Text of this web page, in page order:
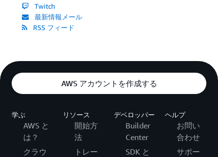
Twitch
最新情報メール
RSS フィード
AWS アカウントを作成する
学ぶ
AWS と
は？
クラウ
リソース
開始方
法
トレー
デベロッパー
Builder
Center
SDK と
ヘルプ
お問い
合わせ
サポー